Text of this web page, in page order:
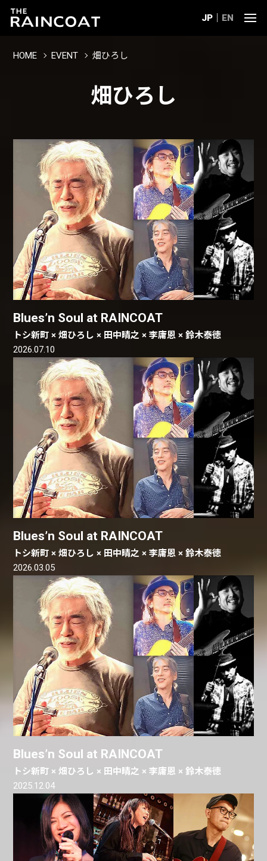
JP EN
HOME EVENT 畑ひろし
畑ひろし
Blues’n Soul at RAINCOAT
トシ新町 × 畑ひろし × 田中晴之 × 李庸恩 × 鈴木泰徳
2026.07.10
Blues’n Soul at RAINCOAT
トシ新町 × 畑ひろし × 田中晴之 × 李庸恩 × 鈴木泰徳
2026.03.05
Blues’n Soul at RAINCOAT
トシ新町 × 畑ひろし × 田中晴之 × 李庸恩 × 鈴木泰徳
2025.12.04